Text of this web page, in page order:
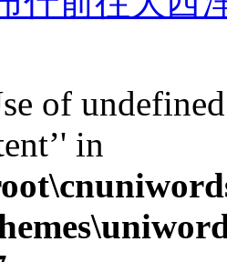
of
in